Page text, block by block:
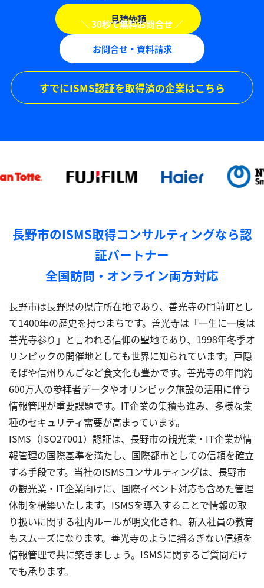
見積依頼
お問合せ・資料請求
すでにISMS認証を取得済の企業はこちら
長野市のISMS取得コンサルティングなら認
証パートナー
全国訪問・オンライン両方対応
長野市は長野県の県庁所在地であり、善光寺の門前町とし
て1400年の歴史を持つまちです。善光寺は「一生に一度は
善光寺参り」と言われる信仰の聖地であり、1998年冬季オ
リンピックの開催地としても世界に知られています。戸隠
そばや信州りんごなど食文化も豊かです。善光寺の年間約
600万人の参拝者データやオリンピック施設の活用に伴う
情報管理が重要課題です。IT企業の集積も進み、多様な業
種のセキュリティ需要が高まっています。
ISMS（ISO27001）認証は、長野市の観光業・IT企業が情
報管理の国際基準を満たし、国際都市としての信頼を確立
する手段です。当社のISMSコンサルティングは、長野市
の観光業・IT企業向けに、国際イベント対応も含めた管理
体制を構築いたします。ISMSを導入することで情報の取
り扱いに関する社内ルールが明文化され、新入社員の教育
もスムーズになります。善光寺のように揺るぎない信頼を
情報管理で共に築きましょう。ISMSに関するご質問だけ
でも承ります。